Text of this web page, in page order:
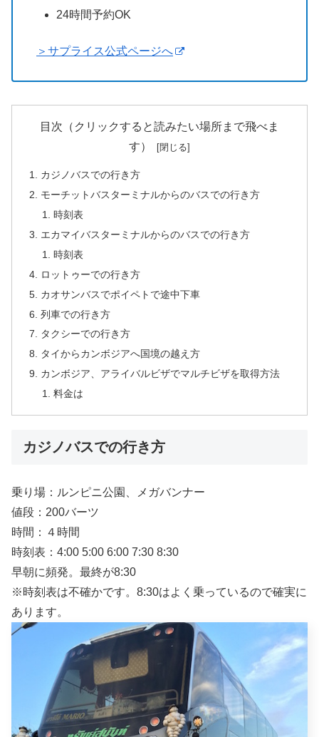
24時間予約OK
＞サプライス公式ページへ
目次（クリックすると読みたい場所まで飛べま
す）
カジノバスでの行き方
モーチットバスターミナルからのバスでの行き方
時刻表
エカマイバスターミナルからのバスでの行き方
時刻表
ロットゥーでの行き方
カオサンバスでポイペトで途中下車
列車での行き方
タクシーでの行き方
タイからカンボジアへ国境の越え方
カンボジア、アライバルビザでマルチビザを取得方法
料金は
カジノバスでの行き方
乗り場：ルンピニ公園、メガバンナー
値段：200バーツ
時間：４時間
時刻表：4:00 5:00 6:00 7:30 8:30
早朝に頻発。最終が8:30
※時刻表は不確かです。8:30はよく乗っているので確実に
あります。